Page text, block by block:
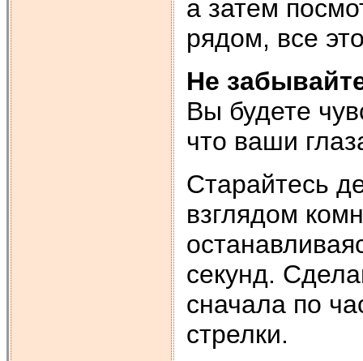
а затем
рядом, все
Не
Вы будете
что ваши
Старайтесь
взглядом
секунд.
сначала по
стрелки.